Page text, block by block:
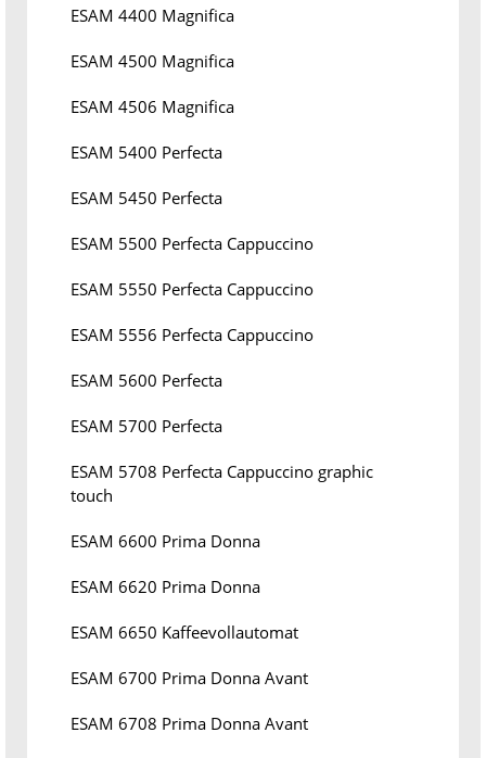
ESAM 4400 Magnifica
ESAM 4500 Magnifica
ESAM 4506 Magnifica
ESAM 5400 Perfecta
ESAM 5450 Perfecta
ESAM 5500 Perfecta Cappuccino
ESAM 5550 Perfecta Cappuccino
ESAM 5556 Perfecta Cappuccino
ESAM 5600 Perfecta
ESAM 5700 Perfecta
ESAM 5708 Perfecta Cappuccino graphic
touch
ESAM 6600 Prima Donna
ESAM 6620 Prima Donna
ESAM 6650 Kaffeevollautomat
ESAM 6700 Prima Donna Avant
ESAM 6708 Prima Donna Avant